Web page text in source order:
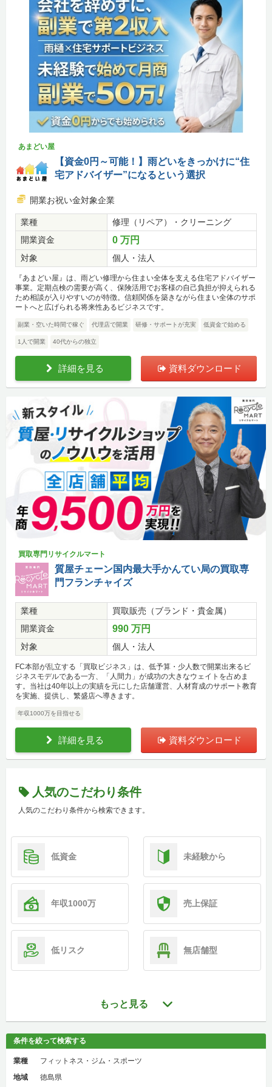
あまどい屋
【資金0円～可能！】雨どいをきっかけに“住
宅アドバイザー”になるという選択
開業お祝い金対象企業
業種
修理（リペア）・クリーニング
開業資金
0 万円
対象 個人・法人
『あまどい屋』は、雨どい修理から住まい全体を支える住宅アドバイザー
事業。定期点検の需要が高く、保険活用でお客様の自己負担が抑えられる
ため相談が入りやすいのが特徴。信頼関係を築きながら住まい全体のサポ
ートへと広げられる将来性あるビジネスです。
副業・空いた時間で稼ぐ 代理店で開業 研修・サポートが充実 低資金で始める
1人で開業 40代からの独立
詳細を見る 資料ダウンロード
買取専門リサイクルマート
質屋チェーン国内最大手かんてい局の買取専
門フランチャイズ
業種
買取販売（ブランド・貴金属）
開業資金
990 万円
対象 個人・法人
FC本部が乱立する「買取ビジネス」は、低予算・少人数で開業出来るビ
ジネスモデルである一方、「人間力」が成功の大きなウェイトを占めま
す。当社は40年以上の実績を元にした店舗運営、人材育成のサポート教育
を実施、提供し、繁盛店へ導きます。
年収1000万を目指せる
詳細を見る 資料ダウンロード
人気のこだわり条件
人気のこだわり条件から検索できます。
低資金 未経験から
年収1000万 売上保証
低リスク 無店舗型
もっと見る
条件を絞って検索する
業種
フィットネス・ジム・スポーツ
地域
徳島県